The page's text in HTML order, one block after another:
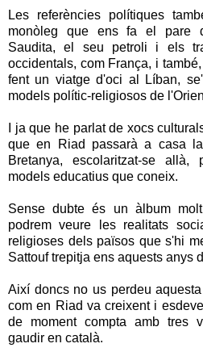
Les referències polítiques
monòleg que ens fa el pare
Saudita, el seu petroli i els
occidentals, com França, i
fent un viatge d'oci al Líban,
models polític-religiosos de
I ja que he parlat de xocs
que en Riad passarà a casa
Bretanya, escolaritzat-se
models educatius que coneix.
Sense dubte és un àlbum
podrem veure les realitats
religioses dels països que s'hi
Sattouf trepitja ens aquests anys
Així doncs no us perdeu
com en Riad va creixent i
de moment compta amb tres
gaudir en català.